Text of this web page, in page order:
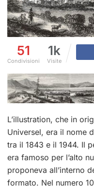
51
Condivisioni
1k
Visite
L’illustration, che in
Universel, era il nome
tra il 1843 e il 1944. Il
era famoso per l’alto
proponeva all’interno
formato. Nel numero